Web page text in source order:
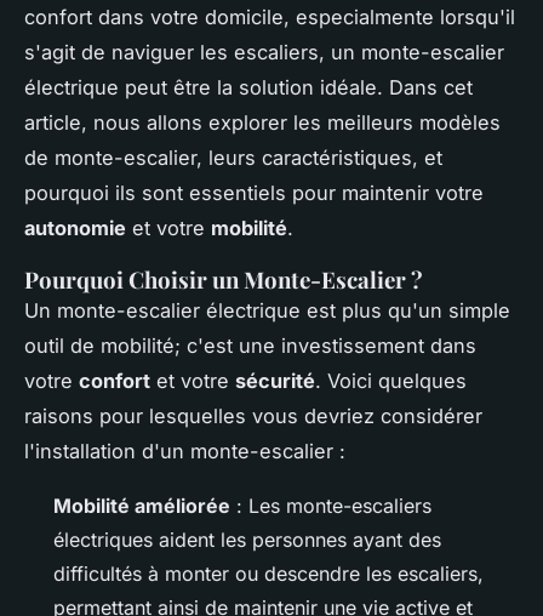
confort dans votre domicile, especialmente lorsqu'il
s'agit de naviguer les escaliers, un monte-escalier
électrique peut être la solution idéale. Dans cet
article, nous allons explorer les meilleurs modèles
de monte-escalier, leurs caractéristiques, et
pourquoi ils sont essentiels pour maintenir votre
autonomie et votre mobilité.
Pourquoi Choisir un Monte-Escalier ?
Un monte-escalier électrique est plus qu'un simple
outil de mobilité; c'est une investissement dans
votre confort et votre sécurité. Voici quelques
raisons pour lesquelles vous devriez considérer
l'installation d'un monte-escalier :
Mobilité améliorée : Les monte-escaliers
électriques aident les personnes ayant des
difficultés à monter ou descendre les escaliers,
permettant ainsi de maintenir une vie active et